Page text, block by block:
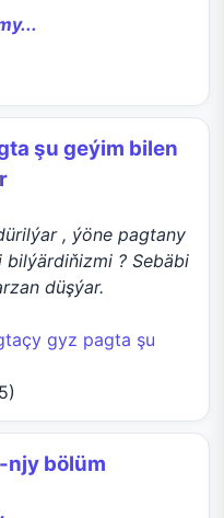
şu geýim bilen
, ýöne pagtany
? Sebäbi
düşýar.
gyz pagta şu
njy bölüm